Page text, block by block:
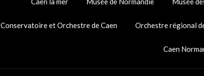
Conservatoire et Orchestre de Caen Orchestre régional
Caen